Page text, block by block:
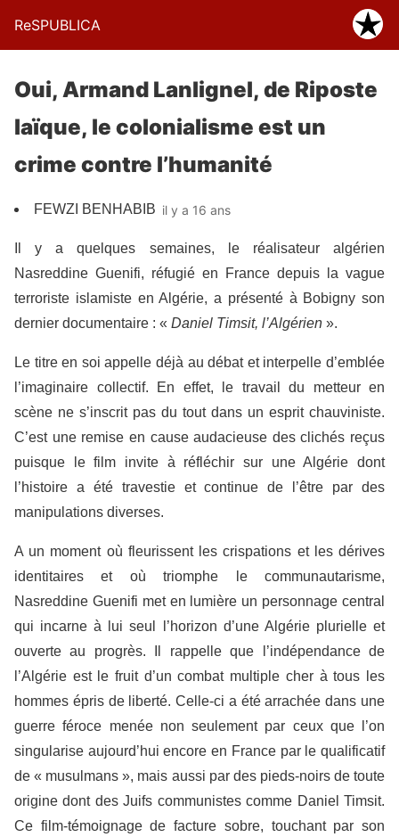
ReSPUBLICA
Oui, Armand Lanlignel, de Riposte
laïque, le colonialisme est un
crime contre l’humanité
FEWZI BENHABIB il y a 16 ans
Il y a quelques semaines, le réalisateur algérien
Nasreddine Guenifi, réfugié en France depuis la vague
terroriste islamiste en Algérie, a présenté à Bobigny son
dernier documentaire : « Daniel Timsit, l’Algérien ».
Le titre en soi appelle déjà au débat et interpelle d’emblée
l’imaginaire collectif. En effet, le travail du metteur en
scène ne s’inscrit pas du tout dans un esprit chauviniste.
C’est une remise en cause audacieuse des clichés reçus
puisque le film invite à réfléchir sur une Algérie dont
l’histoire a été travestie et continue de l’être par des
manipulations diverses.
A un moment où fleurissent les crispations et les dérives
identitaires et où triomphe le communautarisme,
Nasreddine Guenifi met en lumière un personnage central
qui incarne à lui seul l’horizon d’une Algérie plurielle et
ouverte au progrès. Il rappelle que l’indépendance de
l’Algérie est le fruit d’un combat multiple cher à tous les
hommes épris de liberté. Celle-ci a été arrachée dans une
guerre féroce menée non seulement par ceux que l’on
singularise aujourd’hui encore en France par le qualificatif
de « musulmans », mais aussi par des pieds-noirs de toute
origine dont des Juifs communistes comme Daniel Timsit.
Ce film-témoignage de facture sobre, touchant par son